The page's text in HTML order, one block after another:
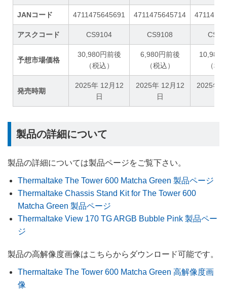
JANコード 4711475645691 4711475645714
アスクコード CS9104 CS9108
予想市場価格
30,980円前後
（税込）
6,980円前後
（税込）
10,980
（税
発売時期
2025年 12月12
日
2025年 12月12
日
2025年
製品の詳細について
製品の詳細については製品ページをご覧下さい。
Thermaltake The Tower 600 Matcha Green 製品ページ
Thermaltake Chassis Stand Kit for The Tower 600
Matcha Green 製品ページ
Thermaltake View 170 TG ARGB Bubble Pink 製品ペー
ジ
製品の高解像度画像はこちらからダウンロード可能です。
Thermaltake The Tower 600 Matcha Green 高解像度画
像